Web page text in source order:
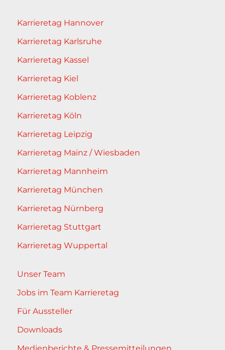
Karrieretag Hannover
Karrieretag Karlsruhe
Karrieretag Kassel
Karrieretag Kiel
Karrieretag Koblenz
Karrieretag Köln
Karrieretag Leipzig
Karrieretag Mainz / Wiesbaden
Karrieretag Mannheim
Karrieretag München
Karrieretag Nürnberg
Karrieretag Stuttgart
Karrieretag Wuppertal
Unser Team
Jobs im Team Karrieretag
Für Aussteller
Downloads